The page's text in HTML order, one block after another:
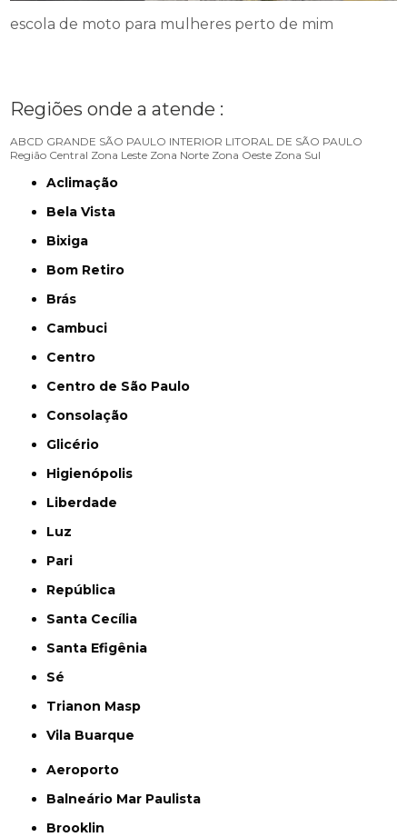
escola de moto para mulheres perto de mim
Regiões onde a atende :
ABCD GRANDE SÃO PAULO INTERIOR LITORAL DE SÃO PAULO
Região Central Zona Leste Zona Norte Zona Oeste Zona Sul
Aclimação
Bela Vista
Bixiga
Bom Retiro
Brás
Cambuci
Centro
Centro de São Paulo
Consolação
Glicério
Higienópolis
Liberdade
Luz
Pari
República
Santa Cecília
Santa Efigênia
Sé
Trianon Masp
Vila Buarque
Aeroporto
Balneário Mar Paulista
Brooklin